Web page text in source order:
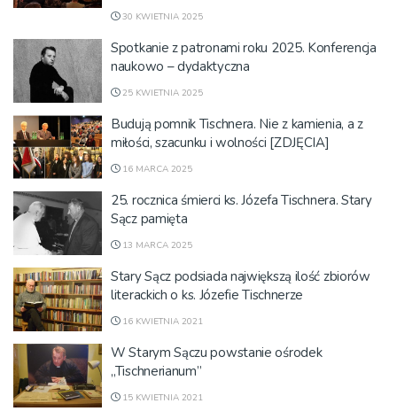
30 KWIETNIA 2025
Spotkanie z patronami roku 2025. Konferencja
naukowo – dydaktyczna
25 KWIETNIA 2025
Budują pomnik Tischnera. Nie z kamienia, a z
miłości, szacunku i wolności [ZDJĘCIA]
16 MARCA 2025
25. rocznica śmierci ks. Józefa Tischnera. Stary
Sącz pamięta
13 MARCA 2025
Stary Sącz podsiada największą ilość zbiorów
literackich o ks. Józefie Tischnerze
16 KWIETNIA 2021
W Starym Sączu powstanie ośrodek
„Tischnerianum”
15 KWIETNIA 2021